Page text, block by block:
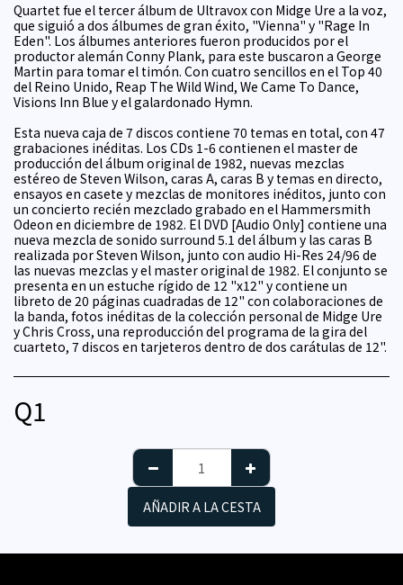
Quartet fue el tercer álbum de Ultravox con Midge Ure a la voz,
que siguió a dos álbumes de gran éxito, "Vienna" y "Rage In
Eden". Los álbumes anteriores fueron producidos por el
productor alemán Conny Plank, para este buscaron a George
Martin para tomar el timón. Con cuatro sencillos en el Top 40
del Reino Unido, Reap The Wild Wind, We Came To Dance,
Visions Inn Blue y el galardonado Hymn.
Esta nueva caja de 7 discos contiene 70 temas en total, con 47
grabaciones inéditas. Los CDs 1-6 contienen el master de
producción del álbum original de 1982, nuevas mezclas
estéreo de Steven Wilson, caras A, caras B y temas en directo,
ensayos en casete y mezclas de monitores inéditos, junto con
un concierto recién mezclado grabado en el Hammersmith
Odeon en diciembre de 1982. El DVD [Audio Only] contiene una
nueva mezcla de sonido surround 5.1 del álbum y las caras B
realizada por Steven Wilson, junto con audio Hi-Res 24/96 de
las nuevas mezclas y el master original de 1982. El conjunto se
presenta en un estuche rígido de 12 "x12" y contiene un
libreto de 20 páginas cuadradas de 12" con colaboraciones de
la banda, fotos inéditas de la colección personal de Midge Ure
y Chris Cross, una reproducción del programa de la gira del
cuarteto, 7 discos en tarjeteros dentro de dos carátulas de 12".
Q1
AÑADIR A LA CESTA